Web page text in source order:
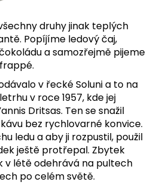
druhy jinak teplých
Popíjíme ledový čaj,
a samozřejmě pijeme
v řecké Soluni a to na
v roce 1957, kde jej
Dritsas. Ten se snažil
bez rychlovarné konvice.
ledu a aby ji rozpustil, použil
ještě protřepal. Zbytek
v létě odehrává na pultech
po celém světě.